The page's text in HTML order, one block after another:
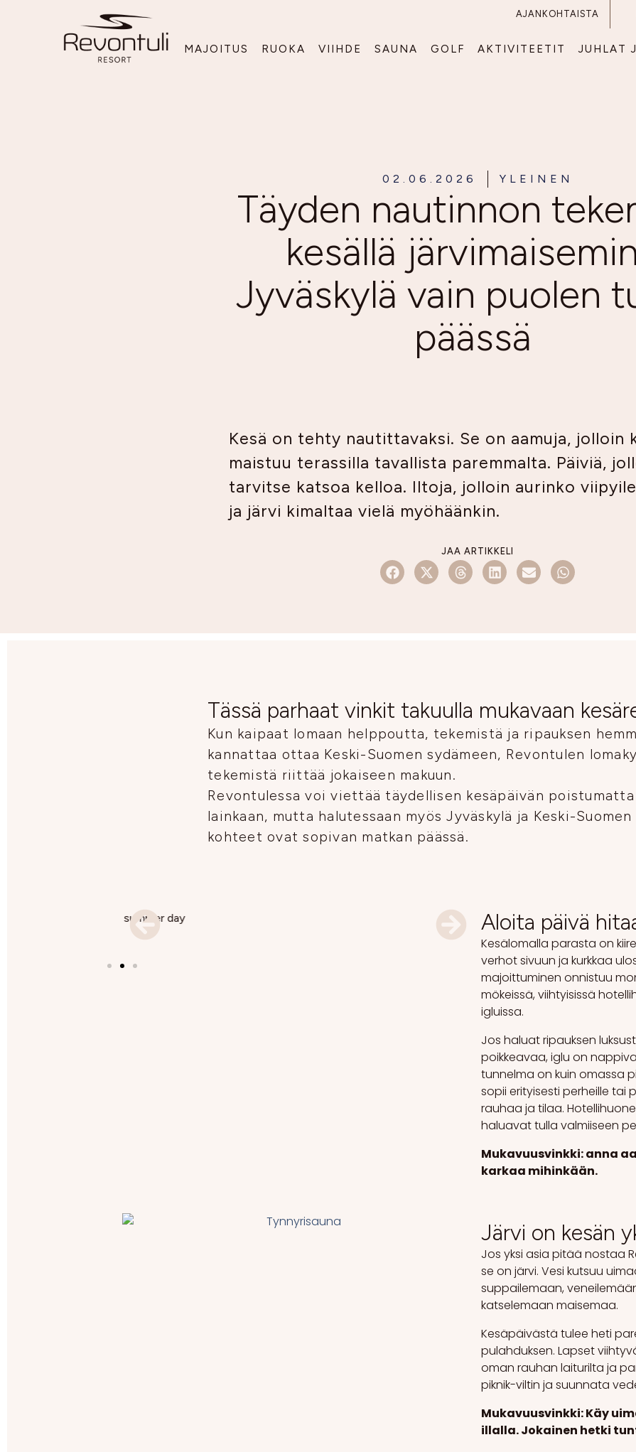
AJANKOHTAISTA
MAJOITUS RUOKA VIIHDE SAUNA GOLF AKTIVITEETIT JUHLAT
02.06.2026 YLEINEN
Täyden nautinnon
kesällä
Jyväskylä vain puolen
päässä
Kesä on tehty nautittavaksi. Se on aamuja, jolloin
maistuu terassilla tavallista paremmalta. Päiviä,
tarvitse katsoa kelloa. Iltoja, jolloin aurinko
ja järvi kimaltaa vielä myöhäänkin.
JAA ARTIKKELI
Tässä parhaat vinkit takuulla mukavaan
Kun kaipaat lomaan helppoutta, tekemistä ja ripauksen
kannattaa ottaa Keski-Suomen sydämeen, Revontulen
tekemistä riittää jokaiseen makuun.
Revontulessa voi viettää täydellisen kesäpäivän
lainkaan, mutta halutessaan myös Jyväskylä ja Keski-
kohteet ovat sopivan matkan päässä.
Aloita päivä
Kesälomalla parasta on
verhot sivuun ja kurkkaa
majoittuminen onnistuu
mökeissä, viihtyisissä
igluissa.
Jos haluat ripauksen
poikkeavaa, iglu on
tunnelma on kuin omassa
sopii erityisesti perheille tai
rauhaa ja tilaa.
haluavat tulla valmiiseen
Mukavuusvinkki: anna
karkaa mihinkään.
Järvi on kesän
Jos yksi asia pitää nostaa
se on järvi. Vesi kutsuu
suppailemaan,
katselemaan maisemaa.
Kesäpäivästä tulee heti
pulahduksen. Lapset
oman rauhan laiturilta ja
piknik-viltin ja suunnata
Mukavuusvinkki: Käy
illalla. Jokainen hetki